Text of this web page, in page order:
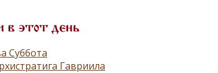
в этот день
Суббота
Гавриила